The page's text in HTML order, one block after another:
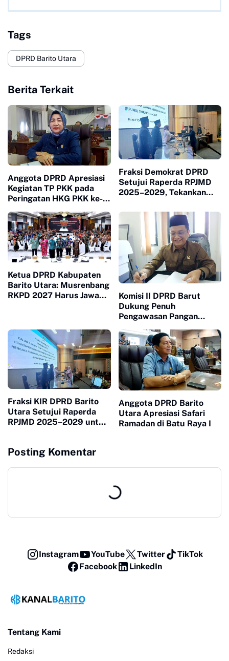
Tags
DPRD Barito Utara
Berita Terkait
Anggota DPRD Apresiasi
Kegiatan TP PKK pada
Peringatan HKG PKK ke-
Fraksi Demokrat DPRD
Setujui Raperda RPJMD
2025–2029, Tekankan
dan Peningkatan PAD
Ketua DPRD Kabupaten
Barito Utara: Musrenbang
RKPD 2027 Harus Jawab
Komisi II DPRD Barut
Dukung Penuh
Pengawasan Pangan
Terpadu
Fraksi KIR DPRD Barito
Utara Setujui Raperda
RPJMD 2025–2029 untuk
Anggota DPRD Barito
Utara Apresiasi Safari
Ramadan di Batu Raya I
Posting Komentar
Instagram YouTube Twitter
TikTok
Facebook
LinkedIn
Tentang Kami
Redaksi